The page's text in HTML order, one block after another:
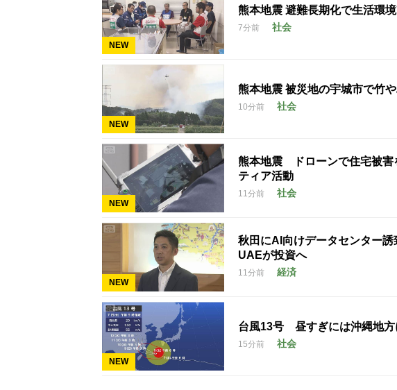
NEW
熊本地震 避難長期化で生活環
7分前 社会
NEW
熊本地震 被災地の宇城市で竹
10分前 社会
NEW
熊本地震 ドローンで住宅被
ティア活動
11分前 社会
NEW
秋田にAI向けデータセンター
UAEが投資へ
11分前 経済
NEW
台風13号 昼すぎには沖縄地
15分前 社会